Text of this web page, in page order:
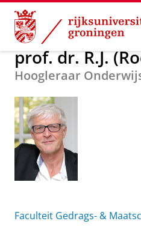
Skip
Content
Skip
Navigation
Over ons prof.
prof. dr. R.J.
Hoogleraar
Faculteit Gedrags- &